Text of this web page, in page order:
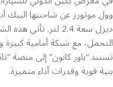
وول موتورز عن شاحنتها البيك
ديزل سعة 2.4 لتر.
التحمل، مع شبكة أمامية
تستند “باور كانون” إلى منصة
بنية قوية وقدرات أداء متميزة.​